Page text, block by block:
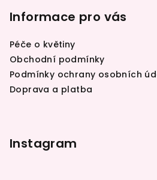
Informace pro vás
Péče o květiny
Obchodní podmínky
Podmínky ochrany osobních
Doprava a platba
Instagram